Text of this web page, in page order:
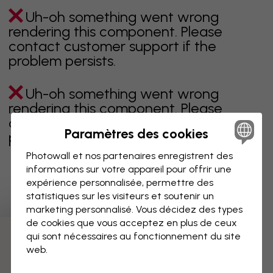
Uh-oh something went wrong
rendering this component. Please
contact customer support if the
problem persists.
Uh-oh something went wrong
rendering this component. Please
contact customer support if the
problem persists.
Page 1 sur 1 pages
Découvrez plus de catégories
Paramètres des cookies
Photowall et nos partenaires enregistrent des
informations sur votre appareil pour offrir une
expérience personnalisée, permettre des
statistiques sur les visiteurs et soutenir un
marketing personnalisé. Vous décidez des types
de cookies que vous acceptez en plus de ceux
qui sont nécessaires au fonctionnement du site
web.